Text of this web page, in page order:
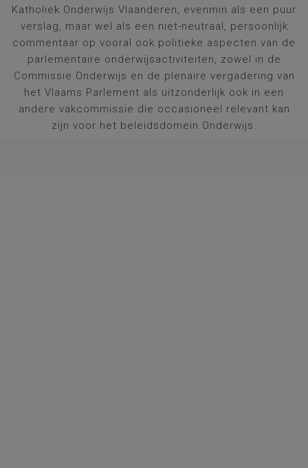
Katholiek Onderwijs Vlaanderen, evenmin als een puur
verslag, maar wel als een niet-neutraal, persoonlijk
commentaar op vooral ook politieke aspecten van de
parlementaire onderwijsactiviteiten, zowel in de
Commissie Onderwijs en de plenaire vergadering van
het Vlaams Parlement als uitzonderlijk ook in een
andere vakcommissie die occasioneel relevant kan
zijn voor het beleidsdomein Onderwijs.